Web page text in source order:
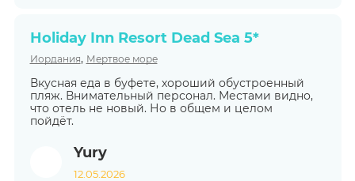
Holiday Inn Resort Dead Sea 5*
Иордания, Мертвое море
Вкусная еда в буфете, хороший обустроенный
пляж. Внимательный персонал. Местами видно,
что отель не новый. Но в общем и целом
пойдёт.
Yury
12.05.2026